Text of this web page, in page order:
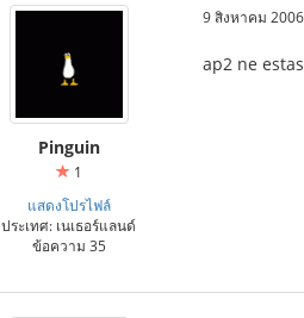
Pinguin
1
แสดงโปรไฟล์
ประเทศ: เนเธอร์แลนด์
ข้อความ 35
9 สิงหาคม
ap2 ne